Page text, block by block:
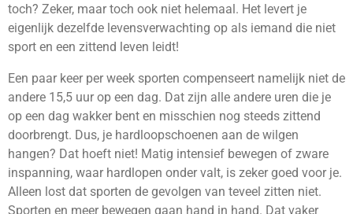
toch? Zeker, maar toch ook niet helemaal. Het levert je
eigenlijk dezelfde levensverwachting op als iemand die niet
sport en een zittend leven leidt!
Een paar keer per week sporten compenseert namelijk niet de
andere 15,5 uur op een dag. Dat zijn alle andere uren die je
op een dag wakker bent en misschien nog steeds zittend
doorbrengt. Dus, je hardloopschoenen aan de wilgen
hangen? Dat hoeft niet! Matig intensief bewegen of zware
inspanning, waar hardlopen onder valt, is zeker goed voor je.
Alleen lost dat sporten de gevolgen van teveel zitten niet.
Sporten en meer bewegen gaan hand in hand. Dat vaker